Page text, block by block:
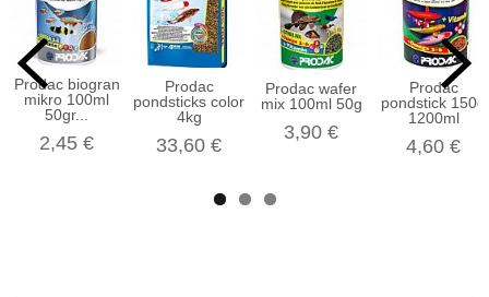
Prodac biogran
mikro 100ml
50gr...
2,45 €
Prodac
pondsticks color
4kg
33,60 €
Prodac wafer
mix 100ml 50g
3,90 €
Prodac
pondstick 150g
1200ml
4,60 €